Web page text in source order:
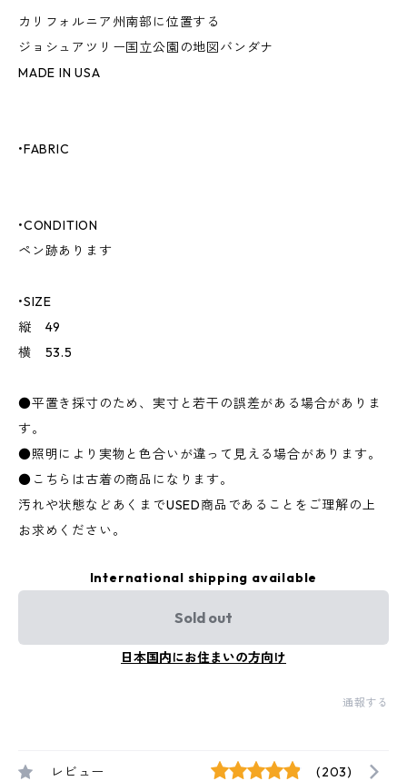
カリフォルニア州南部に位置する
ジョシュアツリー国立公園の地図バンダナ
MADE IN USA
•FABRIC
•CONDITION
ペン跡あります
•SIZE
縦 49
横 53.5
●平置き採寸のため、実寸と若干の誤差がある場合がありま
す。
●照明により実物と色合いが違って見える場合があります。
●こちらは古着の商品になります。
汚れや状態などあくまでUSED商品であることをご理解の上
お求めください。
International shipping available
Sold out
日本国内にお住まいの方向け
通報する
レビュー (203)